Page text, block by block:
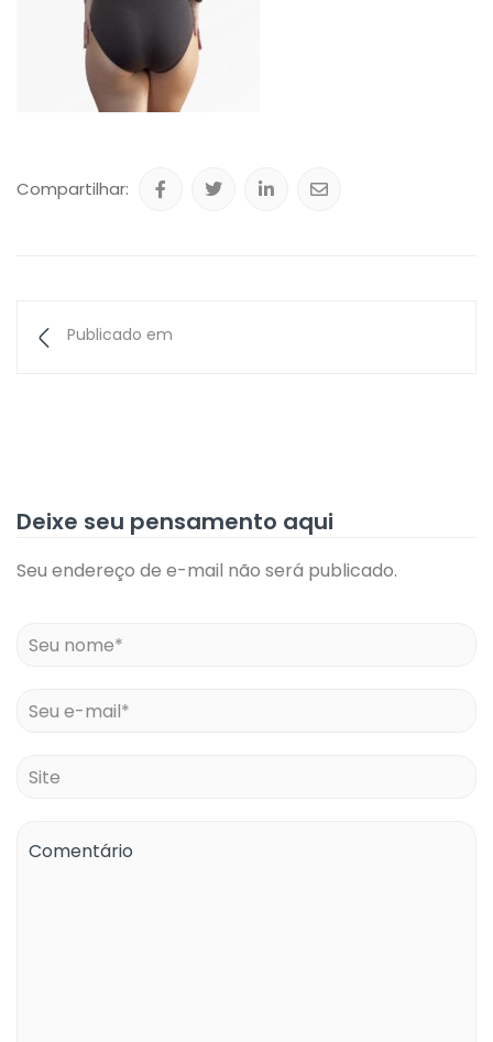
Compartilhar:
Publicado em
Deixe seu pensamento aqui
Seu endereço de e-mail não será publicado.